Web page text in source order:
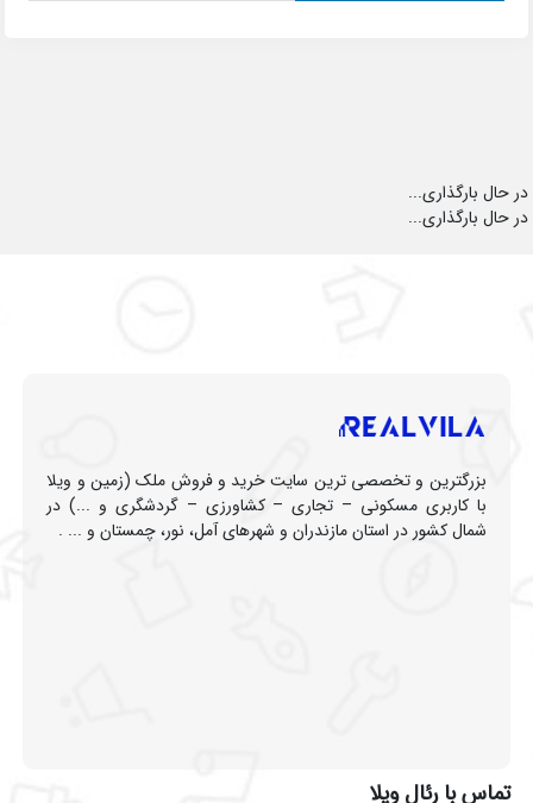
در حال بارگذاری...
در حال بارگذاری...
بزرگترین و تخصصی ترین سایت خرید و فروش ملک (زمین و ویلا
با کاربری مسکونی – تجاری – کشاورزی – گردشگری و ...) در
شمال کشور در استان مازندران و شهرهای آمل، نور، چمستان و ... .
تماس با رئال ویلا